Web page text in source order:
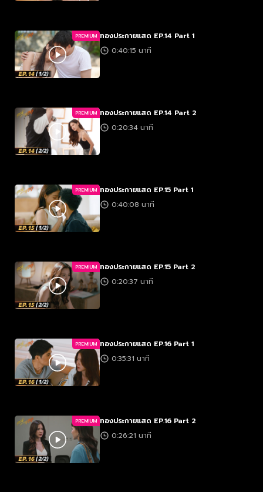
PREMIUM ทองประกายแสด EP.14 Part 1
0:40:15 นาที
PREMIUM ทองประกายแสด EP.14 Part 2
0:20:34 นาที
PREMIUM ทองประกายแสด EP.15 Part 1
0:40:08 นาที
PREMIUM ทองประกายแสด EP.15 Part 2
0:20:37 นาที
PREMIUM ทองประกายแสด EP.16 Part 1
0:35:31 นาที
PREMIUM ทองประกายแสด EP.16 Part 2
0:26:21 นาที